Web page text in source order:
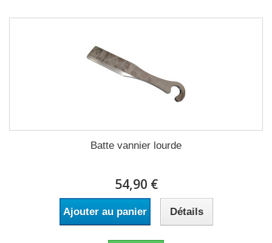
Batte vannier lourde
54,90 €
Ajouter au panier Détails